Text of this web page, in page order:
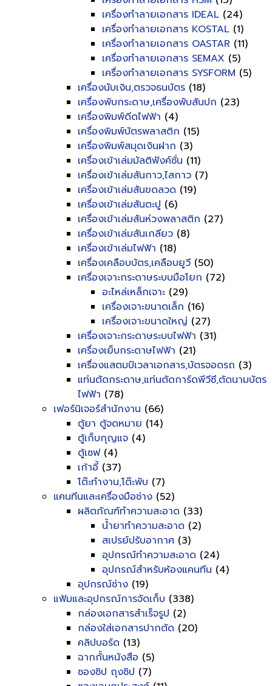
เครื่องทำลายเอกสาร IDEAL (24)
เครื่องทำลายเอกสาร KOSTAL (1)
เครื่องทำลายเอกสาร OASTAR (11)
เครื่องทำลายเอกสาร SEMAX (5)
เครื่องทำลายเอกสาร SYSFORM (5)
เครื่องนับเงิน,ตรวจธนบัตร (18)
เครื่องพับกระดาษ,เครื่องพับสันปก (23)
เครื่องพิมพ์ดีดไฟฟ้า (4)
เครื่องพิมพ์บัตรพลาสติก (15)
เครื่องพิมพ์สมุดเงินฝาก (3)
เครื่องเข้าเล่มมัลติฟังค์ชั่น (11)
เครื่องเข้าเล่มสันกาว,ไสกาว (7)
เครื่องเข้าเล่มสันขดลวด (19)
เครื่องเข้าเล่มสันตะปู (6)
เครื่องเข้าเล่มสันห่วงพลาสติก (27)
เครื่องเข้าเล่มสันเกลียว (8)
เครื่องเข้าเล่มไฟฟ้า (18)
เครื่องเคลือบบัตร,เคลือบยูวี (50)
เครื่องเจาะกระดาษระบบมือโยก (72)
อะไหล่เหล็กเจาะ (29)
เครื่องเจาะขนาดเล็ก (16)
เครื่องเจาะขนาดใหญ่ (27)
เครื่องเจาะกระดาษระบบไฟฟ้า (31)
เครื่องเย็บกระดาษไฟฟ้า (21)
เครื่องแสตมป์เวลาเอกสาร,บัตรจอดรถ (3)
แท่นตัดกระดาษ,แท่นตัดการ์ดพีวีซี,ตัดนามบัตร
ไฟฟ้า (78)
เฟอร์นิเจอร์สำนักงาน (66)
ตู้ยา ตู้จดหมาย (14)
ตู้เก็บกุญแจ (4)
ตู้เซฟ(4)
เก้าอี้ (37)
โต๊ะทำงาน,โต๊ะพับ (7)
แคนทีนและเครื่องมือช่าง (52)
ผลิตภัณฑ์ทำความสะอาด (33)
น้ำยาทำความสะอาด (2)
สเปรย์ปรับอากาศ (3)
อุปกรณ์ทำความสะอาด (24)
อุปกรณ์สำหรับห้องแคนทีน (4)
อุปกรณ์ช่าง (19)
แฟ้มและอุปกรณ์การจัดเก็บ (338)
กล่องเอกสารสำเร็จรูป (2)
กล่องใส่เอกสารปากตัด (20)
คลิปบอร์ด (13)
ฉากกั้นหนังสือ (5)
ซองซิป ถุงซิป (7)